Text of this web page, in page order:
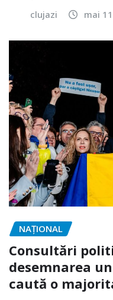
clujazi mai
NAŢIONAL
Consultări
desemnarea
caută o